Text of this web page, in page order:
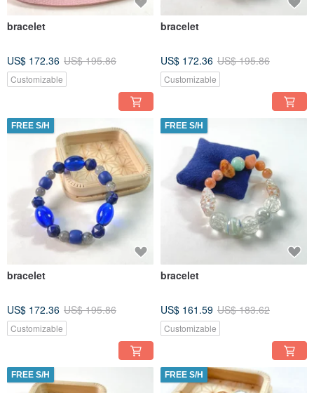
bracelet
US$ 172.36 US$ 195.86
Customizable
bracelet
US$ 172.36 US$ 195.86
Customizable
FREE S/H
bracelet
US$ 172.36 US$ 195.86
Customizable
FREE S/H
bracelet
US$ 161.59 US$ 183.62
Customizable
FREE S/H FREE S/H